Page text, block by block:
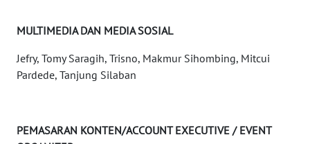
MULTIMEDIA DAN MEDIA SOSIAL
Jefry, Tomy Saragih, Trisno, Makmur Sihombing, Mitcui
Pardede, Tanjung Silaban
PEMASARAN KONTEN/ACCOUNT EXECUTIVE / EVENT
SUMSEL
WN
BENGKULU
LAMPUNG